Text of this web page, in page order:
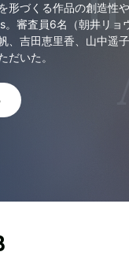
形づくる作品の創造性
審査員6名（朝井リョ
、吉田恵里香、山中遥
だいた。